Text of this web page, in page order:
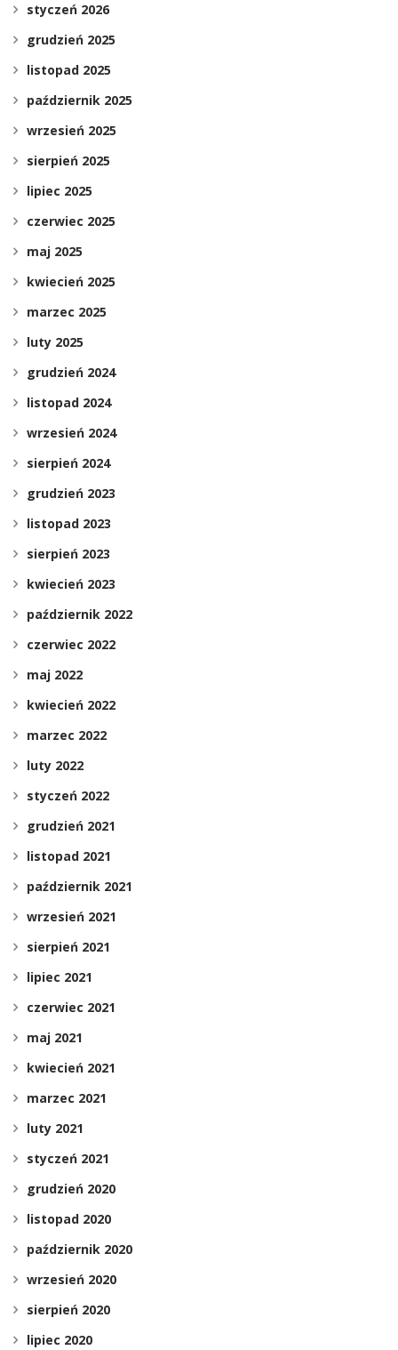
styczeń 2026
grudzień 2025
listopad 2025
październik 2025
wrzesień 2025
sierpień 2025
lipiec 2025
czerwiec 2025
maj 2025
kwiecień 2025
marzec 2025
luty 2025
grudzień 2024
listopad 2024
wrzesień 2024
sierpień 2024
grudzień 2023
listopad 2023
sierpień 2023
kwiecień 2023
październik 2022
czerwiec 2022
maj 2022
kwiecień 2022
marzec 2022
luty 2022
styczeń 2022
grudzień 2021
listopad 2021
październik 2021
wrzesień 2021
sierpień 2021
lipiec 2021
czerwiec 2021
maj 2021
kwiecień 2021
marzec 2021
luty 2021
styczeń 2021
grudzień 2020
listopad 2020
październik 2020
wrzesień 2020
sierpień 2020
lipiec 2020